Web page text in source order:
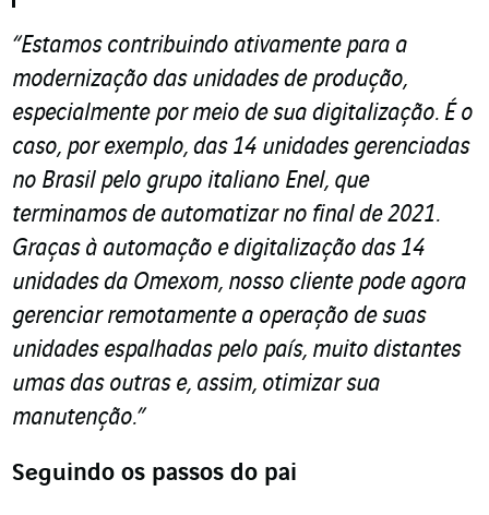
“Estamos contribuindo ativamente para a
modernização das unidades de produção,
especialmente por meio de sua digitalização. É o
caso, por exemplo, das 14 unidades gerenciadas
no Brasil pelo grupo italiano Enel, que
terminamos de automatizar no final de 2021.
Graças à automação e digitalização das 14
unidades da Omexom, nosso cliente pode agora
gerenciar remotamente a operação de suas
unidades espalhadas pelo país, muito distantes
umas das outras e, assim, otimizar sua
manutenção.”
Seguindo os passos do pai